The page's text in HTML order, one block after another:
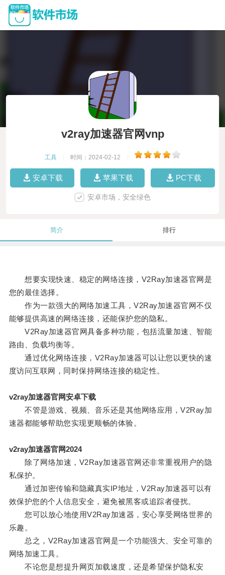
v2ray加速器官网vnp
工具 时间：2024-02-12
安卓下载 苹果下载 PC下载
安卓市场，安全绿色
简介 排行
想要实现快速、稳定的网络连接，V2Ray加速器官网是
您的最佳选择。
作为一款强大的网络加速工具，V2Ray加速器官网不仅
能够提供高速的网络连接，还能保护您的隐私。
V2Ray加速器官网具备多种功能，包括流量加速、智能
路由、负载均衡等。
通过优化网络连接，V2Ray加速器可以让您以更快的速
度访问互联网，同时保持网络连接的稳定性。
v2ray加速器官网安卓下载
不管是游戏、视频、音乐还是其他网络应用，V2Ray加
速器都能够帮助您实现更顺畅的体验。
v2ray加速器官网2024
除了网络加速，V2Ray加速器官网还非常重视用户的隐
私保护。
通过加密传输和隐藏真实IP地址，V2Ray加速器可以有
效保护您的个人信息安全，避免被黑客或追踪者侵扰。
您可以放心地使用V2Ray加速器，安心享受网络世界的
乐趣。
总之，V2Ray加速器官网是一个功能强大、安全可靠的
网络加速工具。
不论您是想提升网页加载速度，还是希望保护隐私安